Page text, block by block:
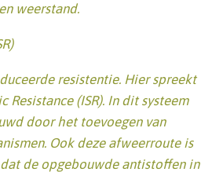
weerstand.
resistentie. Hier spreekt
Resistance (ISR). In dit systeem
door het toevoegen van
Ook deze afweerroute is
de opgebouwde antistoffen in